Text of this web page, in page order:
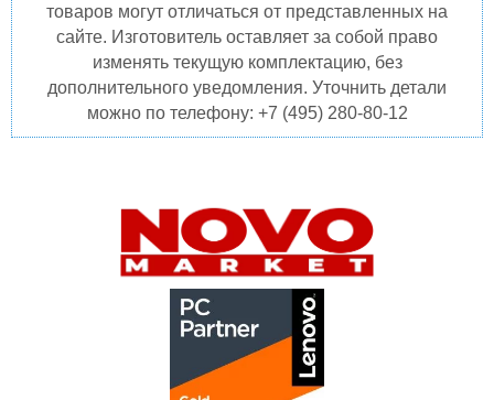
товаров могут отличаться от представленных на
сайте. Изготовитель оставляет за собой право
изменять текущую комплектацию, без
дополнительного уведомления. Уточнить детали
можно по телефону: +7 (495) 280-80-12